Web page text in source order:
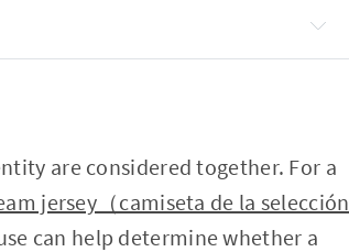
are considered together. For a
jersey（camiseta de la selección
can help determine whether a